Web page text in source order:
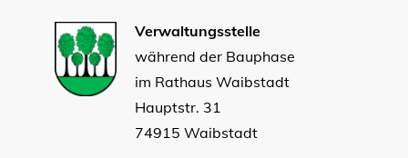
Verwaltungsstelle
während der Bauphase
im Rathaus Waibstadt
Hauptstr. 31
74915 Waibstadt